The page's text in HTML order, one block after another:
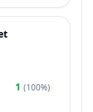
1 (100%)